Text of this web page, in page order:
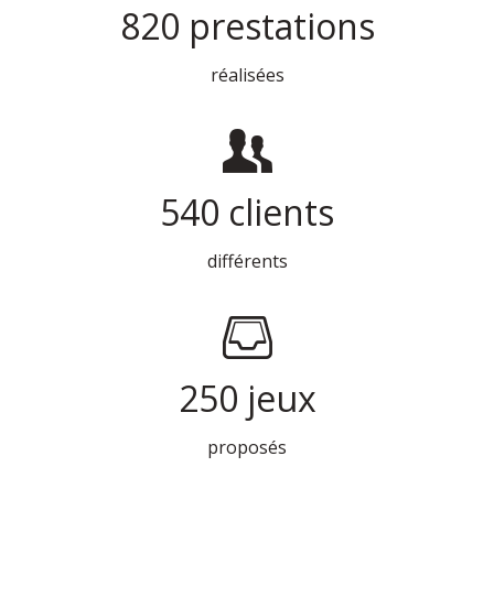
820 prestations
réalisées
540 clients
différents
250 jeux
proposés